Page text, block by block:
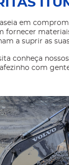
em
fornecer
a suprir as
conheça
com